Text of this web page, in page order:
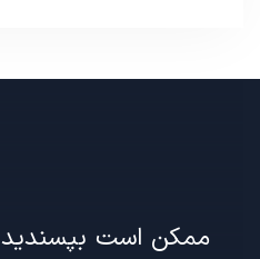
ممکن است بپسندید